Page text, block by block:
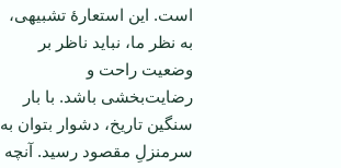
است. این استعارۀ تشبیهی،
به نظر ما، نباید ناظر بر
وضعیت راحت و
رضایت‌بخشی باشد. با بار
سنگین تاریخ، دشوار بتوان به
سرمنزلِ مقصود رسید. آنچه